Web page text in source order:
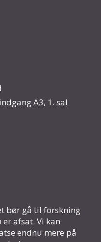
A3, 1. sal
bør gå til forskning
afsat. Vi kan
endnu mere på